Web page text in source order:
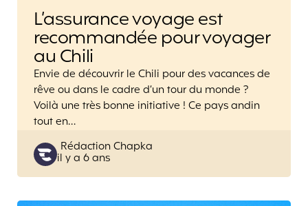
L’assurance voyage est
recommandée pour voyager
au Chili
Envie de découvrir le Chili pour des vacances de
rêve ou dans le cadre d’un tour du monde ?
Voilà une très bonne initiative ! Ce pays andin
tout en…
Posted
by
Rédaction Chapka
il y a 6 ans